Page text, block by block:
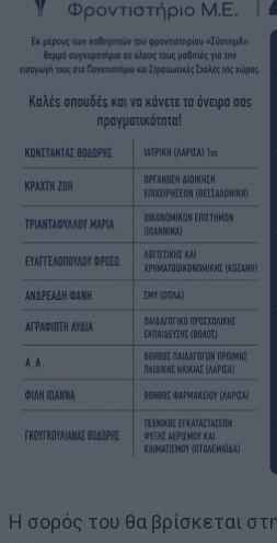
Η σορός του θα βρίσκεται